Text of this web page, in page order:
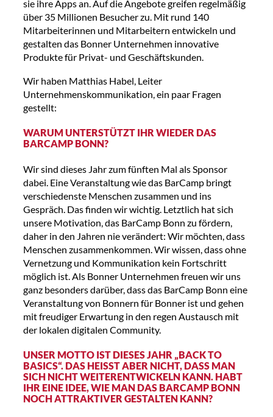
sie ihre Apps an. Auf die Angebote greifen regelmäßig
über 35 Millionen Besucher zu. Mit rund 140
Mitarbeiterinnen und Mitarbeitern entwickeln und
gestalten das Bonner Unternehmen innovative
Produkte für Privat- und Geschäftskunden.
Wir haben Matthias Habel, Leiter
Unternehmenskommunikation, ein paar Fragen
gestellt:
WARUM UNTERSTÜTZT IHR WIEDER DAS
BARCAMP BONN?
Wir sind dieses Jahr zum fünften Mal als Sponsor
dabei. Eine Veranstaltung wie das BarCamp bringt
verschiedenste Menschen zusammen und ins
Gespräch. Das finden wir wichtig. Letztlich hat sich
unsere Motivation, das BarCamp Bonn zu fördern,
daher in den Jahren nie verändert: Wir möchten, dass
Menschen zusammenkommen. Wir wissen, dass ohne
Vernetzung und Kommunikation kein Fortschritt
möglich ist. Als Bonner Unternehmen freuen wir uns
ganz besonders darüber, dass das BarCamp Bonn eine
Veranstaltung von Bonnern für Bonner ist und gehen
mit freudiger Erwartung in den regen Austausch mit
der lokalen digitalen Community.
UNSER MOTTO IST DIESES JAHR „BACK TO
BASICS“. DAS HEISST ABER NICHT, DASS MAN S
ICH NICHT WEITERENTWICKELN KANN. HABT I
HR EINE IDEE, WIE MAN DAS BARCAMP BONN N
OCH ATTRAKTIVER GESTALTEN KANN?